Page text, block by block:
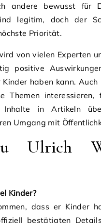
andere bewusst für
legitim, doch der
Priorität.
von vielen Experten
positive
haben kann. Auch
Themen interessieren,
Inhalte in Artikeln
Umgang mit
Ulrich
Kinder?
dass er Kinder
bestätigten